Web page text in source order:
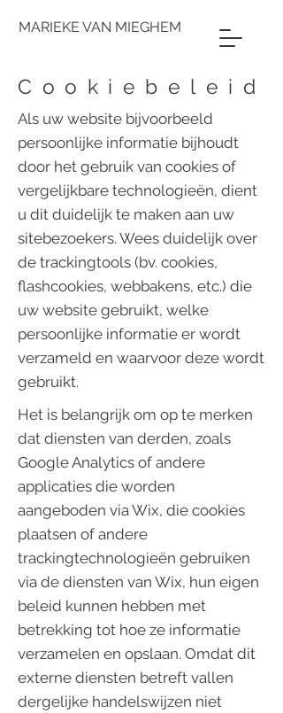
MARIEKE VAN MIEGHEM
Cookiebeleid
Als uw website bijvoorbeeld
persoonlijke informatie bijhoudt
door het gebruik van cookies of
vergelijkbare technologieën, dient
u dit duidelijk te maken aan uw
sitebezoekers. Wees duidelijk over
de trackingtools (bv. cookies,
flashcookies, webbakens, etc.) die
uw website gebruikt, welke
persoonlijke informatie er wordt
verzameld en waarvoor deze wordt
gebruikt.
Het is belangrijk om op te merken
dat diensten van derden, zoals
Google Analytics of andere
applicaties die worden
aangeboden via Wix, die cookies
plaatsen of andere
trackingtechnologieën gebruiken
via de diensten van Wix, hun eigen
beleid kunnen hebben met
betrekking tot hoe ze informatie
verzamelen en opslaan. Omdat dit
externe diensten betreft vallen
dergelijke handelswijzen niet